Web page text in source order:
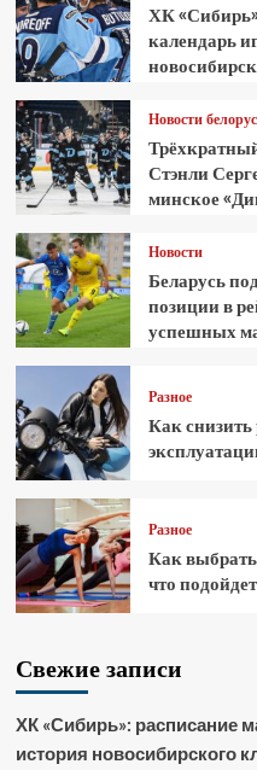
ХК
календарь
Новости
Стэнли
минское
Новости
Беларусь
позиции в
успешных
Разное
Как
Разное
Как
что
Свежие записи
ХК «Сибирь»: расписание
история новосибирского